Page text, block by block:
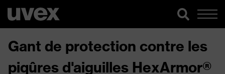
Gant de protection contre les
piqûres d'aiguilles HexArmor®